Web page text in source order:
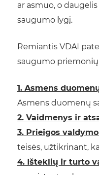
ar asmuo, o
saugumo lygį.
Remiantis VDAI
saugumo priemonių
1. Asmens
Asmens duomenų
2. Vaidmenys ir
3. Prieigos
teisės, užtikrinant,
4. Išteklių ir turto